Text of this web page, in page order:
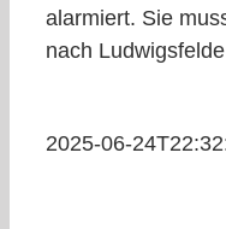
alarmiert. Sie
nach
2025-06-